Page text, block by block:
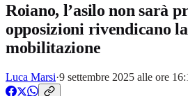
Roiano, l’asilo non sarà
opposizioni rivendicano
mobilitazione
Luca Marsi·9 settembre 2025 alle ore